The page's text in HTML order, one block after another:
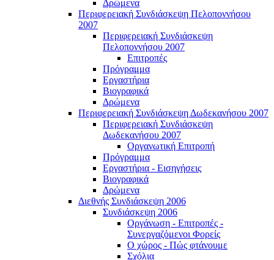
Δρώμενα
Περιφερειακή Συνδιάσκεψη Πελοποννήσου
2007
Περιφερειακή Συνδιάσκεψη
Πελοποννήσου 2007
Επιτροπές
Πρόγραμμα
Εργαστήρια
Βιογραφικά
Δρώμενα
Περιφερειακή Συνδιάσκεψη Δωδεκανήσου 2007
Περιφερειακή Συνδιάσκεψη
Δωδεκανήσου 2007
Οργανωτική Επιτροπή
Πρόγραμμα
Εργαστήρια - Εισηγήσεις
Βιογραφικά
Δρώμενα
Διεθνής Συνδιάσκεψη 2006
Συνδιάσκεψη 2006
Οργάνωση - Επιτροπές -
Συνεργαζόμενοι Φορείς
Ο χώρος - Πώς φτάνουμε
Σχόλια